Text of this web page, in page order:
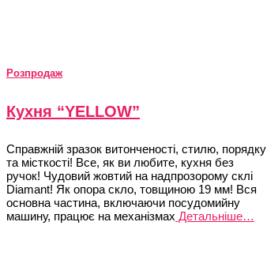
Розпродаж
Кухня “YELLOW”
Справжній зразок витонченості, стилю, порядку
та місткості! Все, як ви любите, кухня без
ручок! Чудовий жовтий на надпрозорому склі
Diamant! Як опора скло, товщиною 19 мм! Вся
основна частина, включаючи посудомийну
машину, працює на механізмах Детальніше…